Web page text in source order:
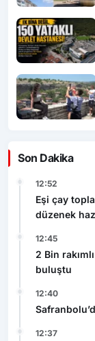
Son Dakika
12:52
Eşi çay
düzenek
12:45
2 Bin
buluştu
12:40
12:37